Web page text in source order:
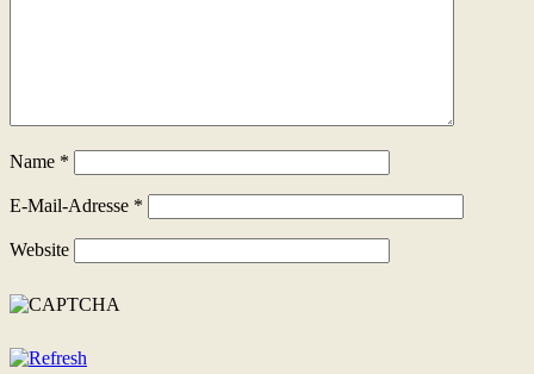
Name *
E-Mail-Adresse *
Website